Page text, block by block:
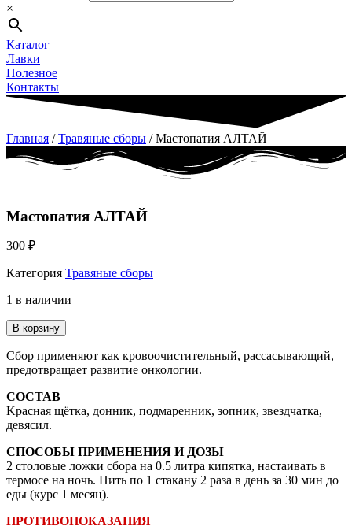
×
Каталог
Лавки
Полезное
Контакты
Главная /Травяные сборы / Мастопатия АЛТАЙ
Мастопатия АЛТАЙ
300 ₽
Категория Травяные сборы
1 в наличии
В корзину
Сбор применяют как кровоочистительный, рассасывающий,
предотвращает развитие онкологии.
СОСТАВ
Kрасная щётка, донник, подмаренник, зопник, звездчатка,
девясил.
СПОСОБЫ ПРИМЕНЕНИЯ И ДОЗЫ
2 столовые ложки сбора на 0.5 литра кипятка, настаивать в
термосе на ночь. Пить по 1 стакану 2 раза в день за 30 мин до
еды (курс 1 месяц).
ПРОТИВОПОКАЗАНИЯ